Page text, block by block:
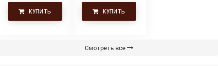
КУПИТЬ КУПИТЬ
Смотреть все